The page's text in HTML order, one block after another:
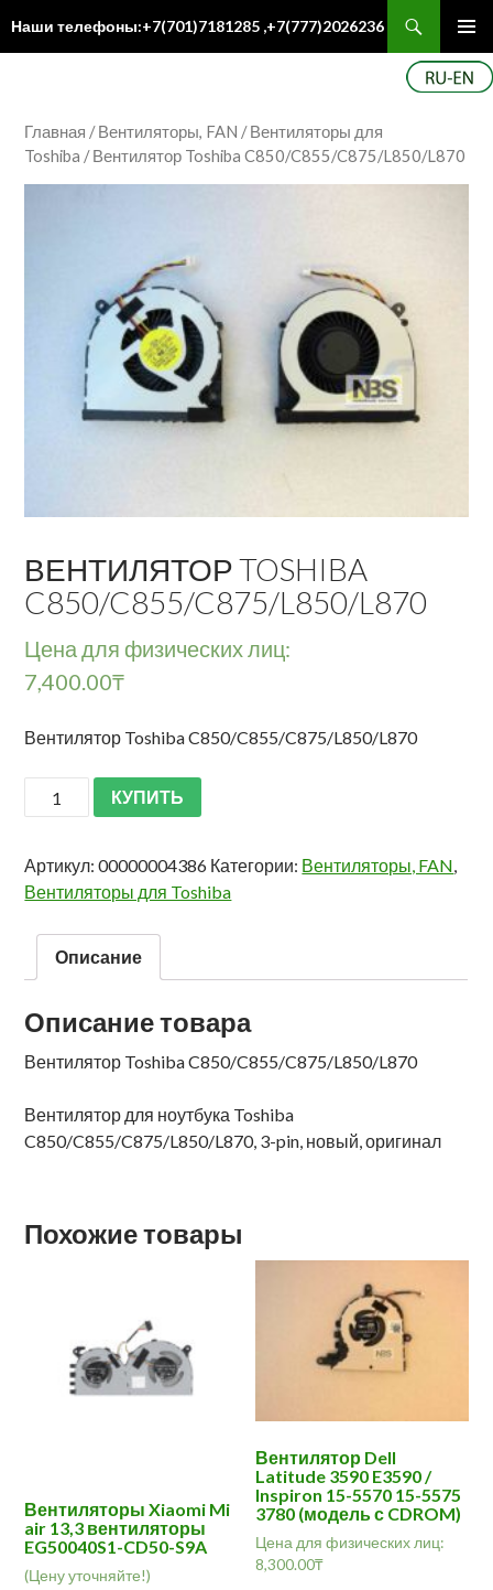
Наши телефоны:+7(701)7181285 ,+7(777)2026236
Главная /Вентиляторы, FAN /Вентиляторы для
Toshiba / Вентилятор Toshiba C850/C855/C875/L850/L870
ВЕНТИЛЯТОР TOSHIBA
C850/C855/C875/L850/L870
Цена для физических лиц:
7,400.00₸
Вентилятор Toshiba C850/C855/C875/L850/L870
КУПИТЬ
Артикул:00000004386 Категории: Вентиляторы, FAN,
Вентиляторы для Toshiba
Описание
Описание товара
Вентилятор Toshiba C850/C855/C875/L850/L870
Вентилятор для ноутбука Toshiba
C850/C855/C875/L850/L870, 3-pin, новый, оригинал
Похожие товары
Вентиляторы Xiaomi Mi
air 13,3 вентиляторы
EG50040S1-CD50-S9A
(Цену уточняйте!)
Вентилятор Dell
Latitude 3590 E3590 /
Inspiron 15-5570 15-5575
3780 (модель с CDROM)
Цена для физических лиц:
8,300.00₸